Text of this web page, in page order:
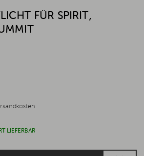
FÜR SPIRIT,
LIEFERBAR